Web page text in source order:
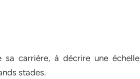
carrière, à décrire une échelle
stades.